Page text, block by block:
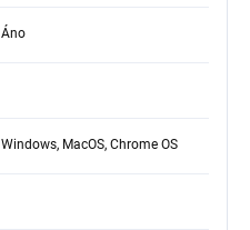
Áno
Windows, MacOS, Chrome OS